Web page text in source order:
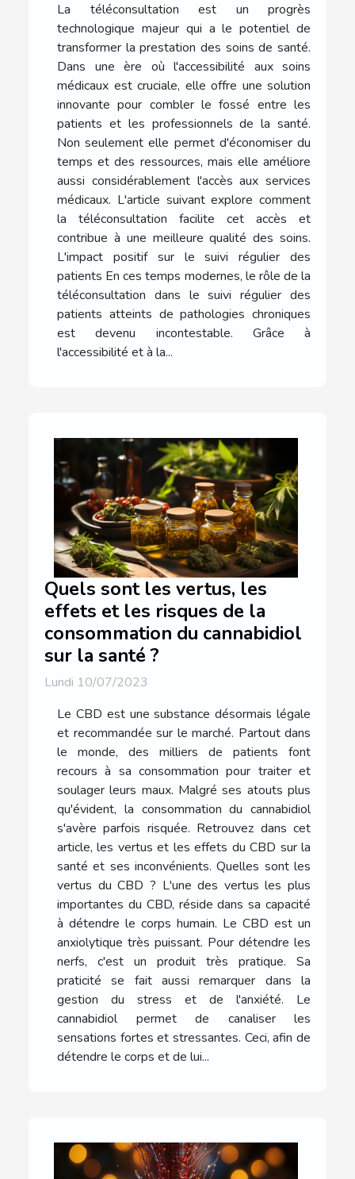
La téléconsultation est un progrès
technologique majeur qui a le potentiel de
transformer la prestation des soins de santé.
Dans une ère où l'accessibilité aux soins
médicaux est cruciale, elle offre une solution
innovante pour combler le fossé entre les
patients et les professionnels de la santé.
Non seulement elle permet d'économiser du
temps et des ressources, mais elle améliore
aussi considérablement l'accès aux services
médicaux. L'article suivant explore comment
la téléconsultation facilite cet accès et
contribue à une meilleure qualité des soins.
L'impact positif sur le suivi régulier des
patients En ces temps modernes, le rôle de la
téléconsultation dans le suivi régulier des
patients atteints de pathologies chroniques
est devenu incontestable. Grâce à
l'accessibilité et à la...
Quels sont les vertus, les
effets et les risques de la
consommation du cannabidiol
sur la santé ?
Lundi 10/07/2023
Le CBD est une substance désormais légale
et recommandée sur le marché. Partout dans
le monde, des milliers de patients font
recours à sa consommation pour traiter et
soulager leurs maux. Malgré ses atouts plus
qu'évident, la consommation du cannabidiol
s'avère parfois risquée. Retrouvez dans cet
article, les vertus et les effets du CBD sur la
santé et ses inconvénients. Quelles sont les
vertus du CBD ? L'une des vertus les plus
importantes du CBD, réside dans sa capacité
à détendre le corps humain. Le CBD est un
anxiolytique très puissant. Pour détendre les
nerfs, c'est un produit très pratique. Sa
praticité se fait aussi remarquer dans la
gestion du stress et de l'anxiété. Le
cannabidiol permet de canaliser les
sensations fortes et stressantes. Ceci, afin de
détendre le corps et de lui...